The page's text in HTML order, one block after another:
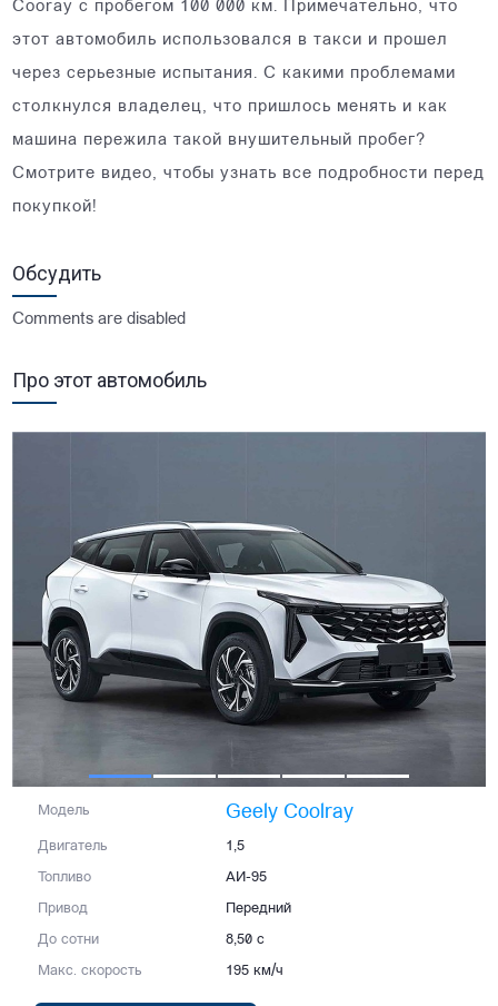
Cooray с пробегом 100 000 км. Примечательно, что
этот автомобиль использовался в такси и прошел
через серьезные испытания. С какими проблемами
столкнулся владелец, что пришлось менять и как
машина пережила такой внушительный пробег?
Смотрите видео, чтобы узнать все подробности перед
покупкой!
Обсудить
Comments are disabled
Про этот автомобиль
Модель Geely Coolray
Двигатель 1,5
Топливо АИ-95
Привод Передний
До сотни 8,50 с
Макс. скорость 195 км/ч